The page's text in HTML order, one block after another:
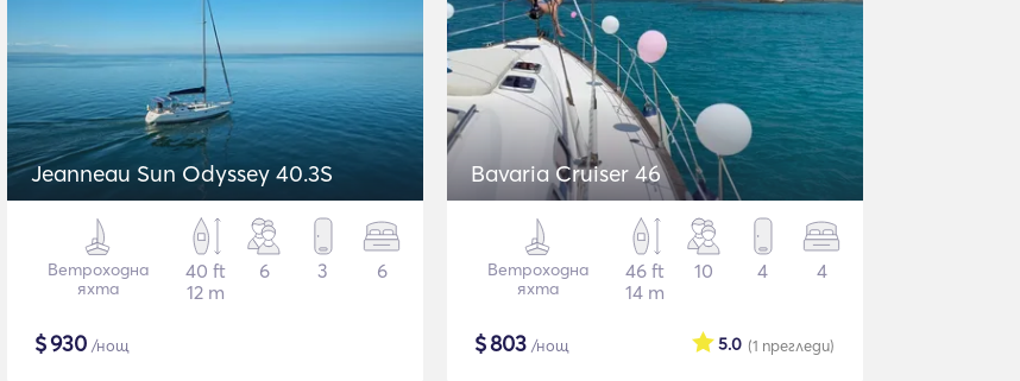
Jeanneau Sun Odyssey 40.3S
Ветроходна
яхта
40 ft
12 m
6 3 6
$930 /нощ
Bavaria Cruiser 46
Ветроходна
яхта
46 ft
14 m
10 4 4
$803 /нощ (1 прегледи)
5.0